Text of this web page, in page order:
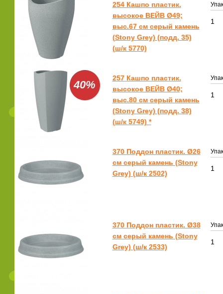
254 Кашпо пластик.
высокое ВЕЙВ Ø49;
выс.67 см серый камень
(Stony Grey) (подд. 35)
(ш/к 5770)
1
40%
257 Кашпо пластик.
высокое ВЕЙВ Ø40;
выс.80 см серый камень
(Stony Grey) (подд. 38)
(ш/к 5749) *
1
370 Поддон пластик. Ø26
см серый камень (Stony
Grey) (ш/к 2502)
1
370 Поддон пластик. Ø38
см серый камень (Stony
Grey) (ш/к 2533)
1